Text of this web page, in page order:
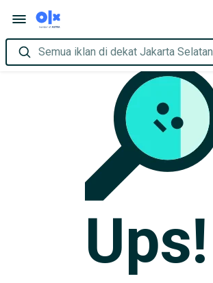
Semua iklan di dekat Jakarta Selatan
Ups!